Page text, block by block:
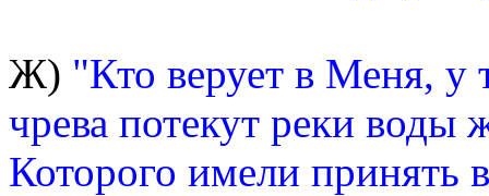
Ж) "Кто верует в Меня, у
чрева потекут реки
Которого имели принять